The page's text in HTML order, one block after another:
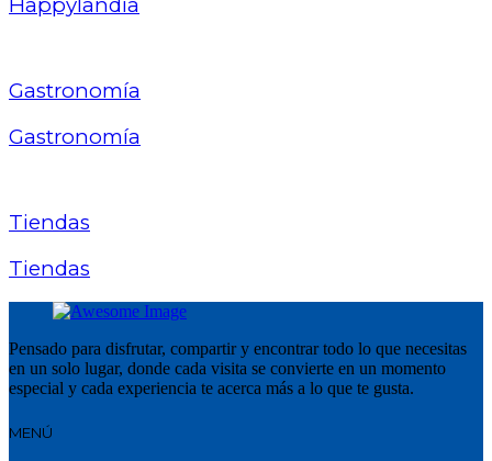
Gastronomía
Gastronomía
Tiendas
Tiendas
Pensado para disfrutar, compartir y encontrar todo lo que necesitas
en un solo lugar, donde cada visita se convierte en un momento
especial y cada experiencia te acerca más a lo que te gusta.
MENÚ